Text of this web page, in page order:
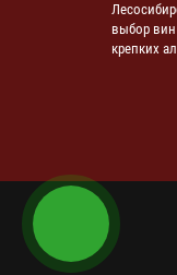
выбор вин
крепких